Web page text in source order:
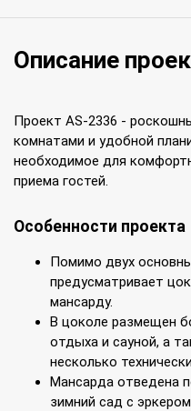
Описание
Проект AS-2336 -
комнатами и удобной
необходимое для
приема гостей.
Особенности проекта
Помимо двух
предусматривает
мансарду.
В цоколе размещен
отдыха и сауной, а
несколько
Мансарда отведена
зимний сад с